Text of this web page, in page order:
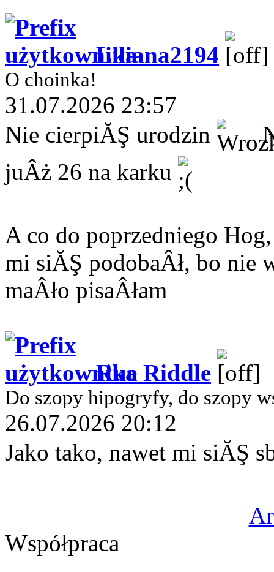
Liliana2194
O choinka!
31.07.2026 23:57
Nie cierpiĂŞ urodzin
juÂż 26 na karku
A co do poprzedniego
mi siĂŞ podobaÂł, bo nie
maÂło pisaÂłam
Rue Riddle
Do szopy hipogryfy, do szopy
26.07.2026 20:12
Jako tako, nawet mi siĂŞ
Współpraca